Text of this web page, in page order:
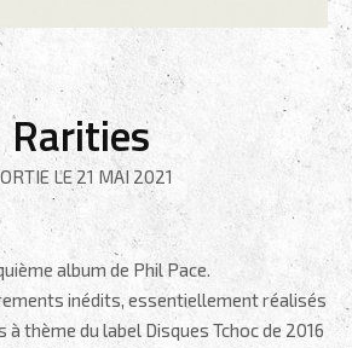
Rarities
LE 21 MAI 2021
album de Phil Pace.
inédits, essentiellement réalisés
thème du label Disques Tchoc de 2016